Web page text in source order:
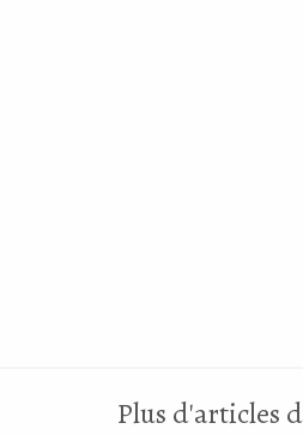
Plus d'articles